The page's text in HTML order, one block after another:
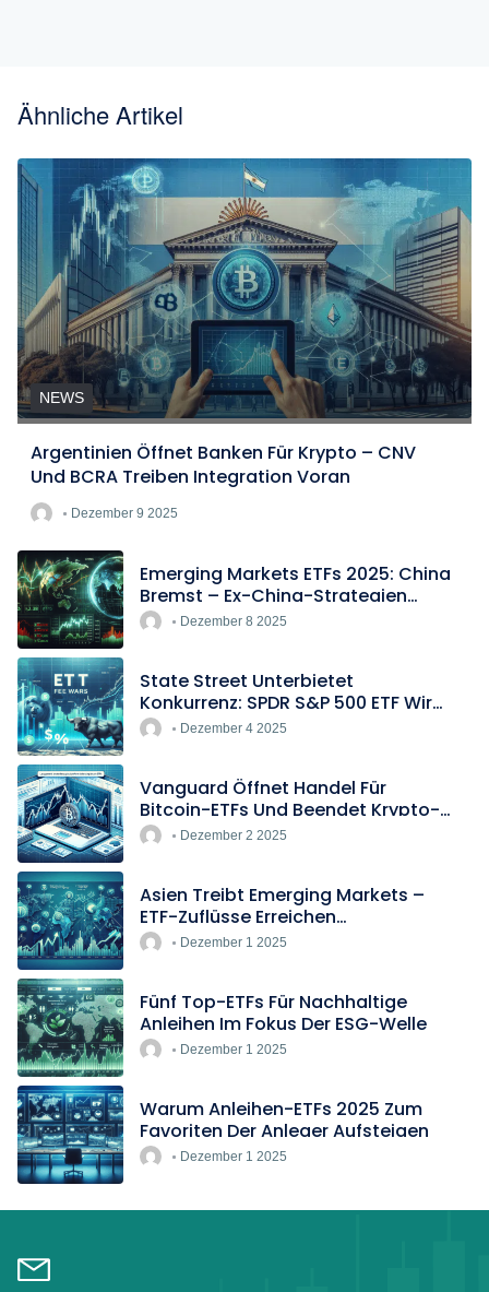
Ähnliche Artikel
NEWS
Argentinien Öffnet Banken Für Krypto – CNV
Und BCRA Treiben Integration Voran
Dezember 9 2025
Emerging Markets ETFs 2025: China
Bremst – Ex-China-Strategien
BoomenDezember 8 2025
State Street Unterbietet
Konkurrenz: SPDR S&P 500 ETF Wird
Europas Günstigster Indextracker
Dezember 4 2025
Vanguard Öffnet Handel Für
Bitcoin-ETFs Und Beendet Krypto-
BlockadeDezember 2 2025
Asien Treibt Emerging Markets –
ETF-Zuflüsse Erreichen
Rekordtempo
Dezember 1 2025
Fünf Top-ETFs Für Nachhaltige
Anleihen Im Fokus Der ESG-Welle
Dezember 1 2025
Warum Anleihen-ETFs 2025 Zum
Favoriten Der Anleger Aufsteigen
Dezember 1 2025